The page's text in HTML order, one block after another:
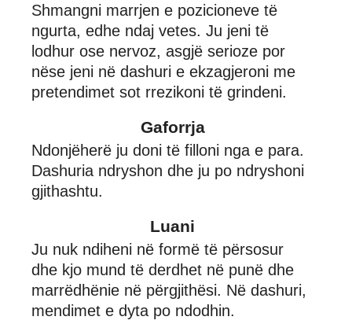
Shmangni marrjen e pozicioneve të
ngurta, edhe ndaj vetes. Ju jeni të
lodhur ose nervoz, asgjë serioze por
nëse jeni në dashuri e ekzagjeroni me
pretendimet sot rrezikoni të grindeni.
Gaforrja
Ndonjëherë ju doni të filloni nga e para.
Dashuria ndryshon dhe ju po ndryshoni
gjithashtu.
Luani
Ju nuk ndiheni në formë të përsosur
dhe kjo mund të derdhet në punë dhe
marrëdhënie në përgjithësi. Në dashuri,
mendimet e dyta po ndodhin.